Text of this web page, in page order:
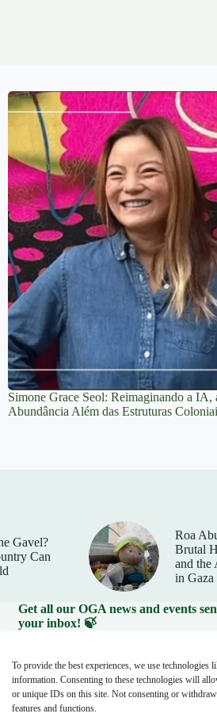
To provide the best experiences, we use technologies
information. Consenting to these technologies will
or unique IDs on this site. Not consenting or
features and functions.
Simone Grace Seol: Reimaginando a IA,
Abundância Além das Estruturas
Gavel?
Can
Roa
Brutal
and the
in Gaza
Get all our OGA news and events
your inbox! 🍃